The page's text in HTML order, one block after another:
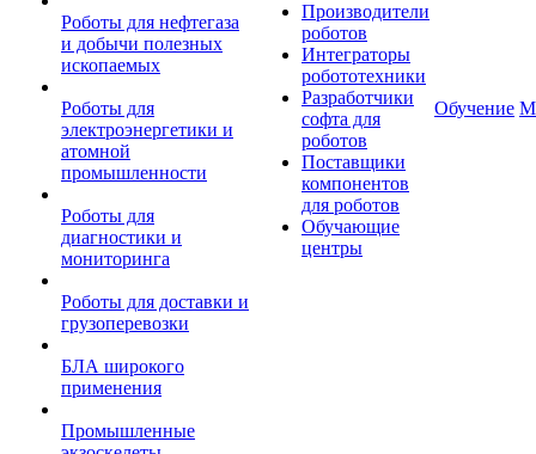
Роботы для нефтегаза
и добычи полезных
ископаемых
Роботы для
электроэнергетики и
атомной
промышленности
Роботы для
диагностики и
мониторинга
Роботы для доставки и
грузоперевозки
БЛА широкого
применения
Промышленные
Производители
роботов
Интеграторы
робототехники
Разработчики
софта для
роботов
Поставщики
компонентов
для роботов
Обучающие
центры
Обучение